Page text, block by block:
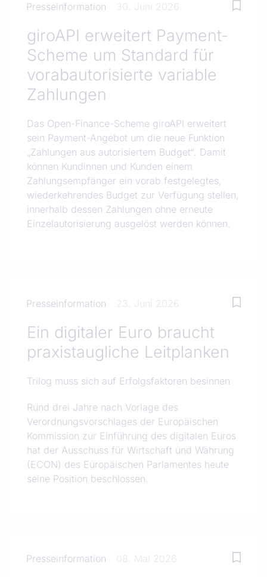
Presseinformation 30. Juni 2026
giroAPI erweitert Payment-
Scheme um Standard für
vorabautorisierte variable
Zahlungen
Das Open-Finance-Scheme giroAPI erweitert
sein Payment-Angebot um die neue Funktion
„Zahlungen aus autorisiertem Budget“. Damit
können Kundinnen und Kunden einem
Zahlungsempfänger ein vorab festgelegtes,
wiederkehrendes Budget zur Verfügung stellen,
innerhalb dessen Zahlungen ohne erneute
Einzelautorisierung ausgelöst werden können.
Presseinformation 23. Juni 2026
Ein digitaler Euro braucht
praxistaugliche Leitplanken
Trilog muss sich auf Erfolgsfaktoren besinnen
Rund drei Jahre nach Vorlage des
Verordnungsvorschlages der Europäischen
Kommission zur Einführung des digitalen Euros
hat der Ausschuss für Wirtschaft und Währung
(ECON) des Europäischen Parlamentes heute
seine Position beschlossen.
Presseinformation 08. Mai 2026